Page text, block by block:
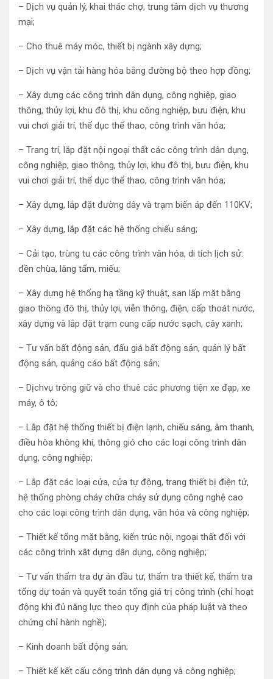
– Dịch vụ quản lý, khai thác chợ, trung tâm dịch vụ thương
mại;
– Cho thuê máy móc, thiết bị ngành xây dựng;
– Dịch vụ vận tải hàng hóa bằng đường bộ theo hợp đồng;
– Xây dựng các công trình dân dụng, công nghiệp, giao
thông, thủy lợi, khu đô thị, khu công nghiệp, bưu điện, khu
vui chơi giải trí, thể dục thể thao, công trình văn hóa;
– Trang trí, lắp đặt nội ngoại thất các công trình dân dụng,
công nghiệp, giao thông, thủy lợi, khu đô thị, bưu điện, khu
vui chơi giải trí, thể dục thể thao, công trình văn hóa;
– Xây dựng, lắp đặt đường dây và trạm biến áp đến 110KV;
– Xây dựng, lắp đặt các hệ thống chiếu sáng;
– Cải tạo, trùng tu các công trình văn hóa, di tích lịch sử:
đền chùa, lăng tẩm, miếu;
– Xây dựng hệ thống hạ tầng kỹ thuật, san lấp mặt bằng
giao thông đô thị, thủy lợi, viễn thông, điện, cấp thoát nước,
xây dựng và lắp đặt trạm cung cấp nước sạch, cây xanh;
– Tư vấn bất động sản, đấu giá bất động sản, quản lý bất
động sản, quảng cáo bất động sản;
– Dịchvụ trông giữ và cho thuê các phương tiện xe đạp, xe
máy, ô tô;
– Lắp đặt hệ thống thiết bị điện lạnh, chiếu sáng, âm thanh,
điều hòa không khí, thông gió cho các loại công trình dân
dụng, công nghiệp;
– Lắp đặt các loại cửa, cửa tự động, trang thiết bị điện tử,
hệ thống phòng cháy chữa cháy sử dụng công nghệ cao
cho các loại công trình dân dụng, văn hóa và công nghiệp;
– Thiết kế tổng mặt bằng, kiến trúc nội, ngoại thất đối với
các công trình xât dựng dân dụng, công nghiệp;
– Tư vấn thẩm tra dự án đầu tư, thẩm tra thiết kế, thẩm tra
tổng dự toán và quyết toán tổng giá trị công trình (chỉ hoạt
động khi đủ năng lực theo quy định của pháp luật và theo
chứng chỉ hành nghề);
– Kinh doanh bất động sản;
– Thiết kế kết cấu công trình dân dụng và công nghiệp;